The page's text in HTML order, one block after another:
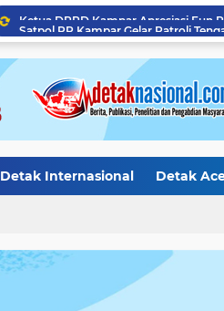
Detak Internasional Detak